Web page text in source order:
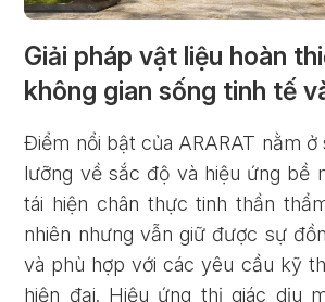
Giải pháp vật liệu hoàn
không gian sống tinh tế
Điểm nổi bật của ARARAT nằm
lưỡng về sắc độ và hiệu ứng bề
tái hiện chân thực tinh thần
nhiên nhưng vẫn giữ được sự
và phù hợp với các yêu cầu kỹ
hiện đại. Hiệu ứng thị giác dịu